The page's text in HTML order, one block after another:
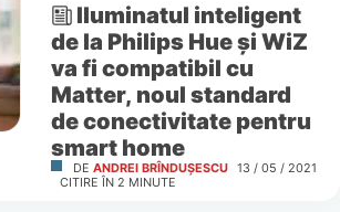
Iluminatul inteligent
de la Philips Hue și WiZ
va fi compatibil cu
Matter, noul standard
de conectivitate pentru
smart home
DE ANDREI BRÎNDUȘESCU 13 / 05 / 2021
CITIRE ÎN 2 MINUTE